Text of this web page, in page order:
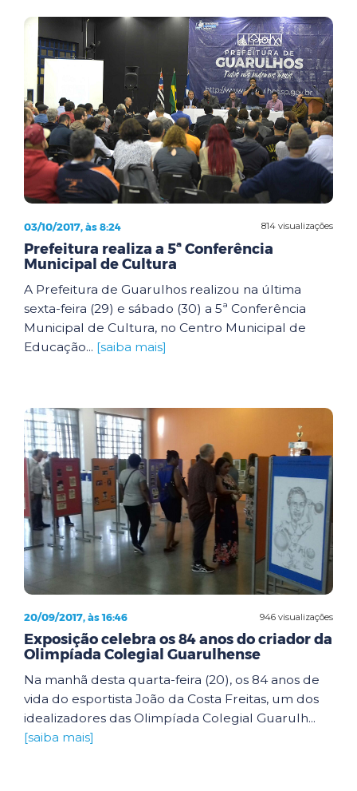
814 visualizações
03/10/2017, às 8:24
Prefeitura realiza a 5ª Conferência
Municipal de Cultura
A Prefeitura de Guarulhos realizou na última
sexta-feira (29) e sábado (30) a 5ª Conferência
Municipal de Cultura, no Centro Municipal de
Educação... [saiba mais]
946 visualizações
20/09/2017, às 16:46
Exposição celebra os 84 anos do criador da
Olimpíada Colegial Guarulhense
Na manhã desta quarta-feira (20), os 84 anos de
vida do esportista João da Costa Freitas, um dos
idealizadores das Olimpíada Colegial Guarulh...
[saiba mais]